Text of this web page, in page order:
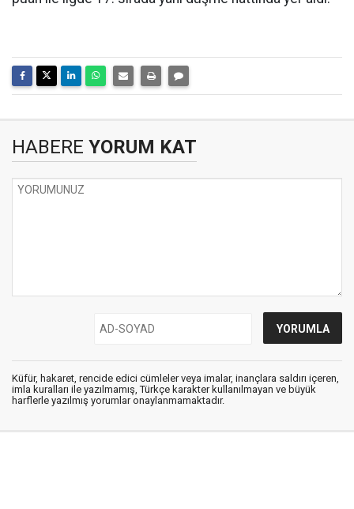
HABERE YORUM KAT
Küfür, hakaret, rencide edici cümleler veya imalar, inançlara saldırı içeren,
imla kuralları ile yazılmamış, Türkçe karakter kullanılmayan ve büyük
harflerle yazılmış yorumlar onaylanmamaktadır.